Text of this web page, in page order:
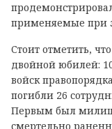
применяемые при
Стоит отметить,
двойной юбилей:
войск
погибли 26
Первым был
смертельно